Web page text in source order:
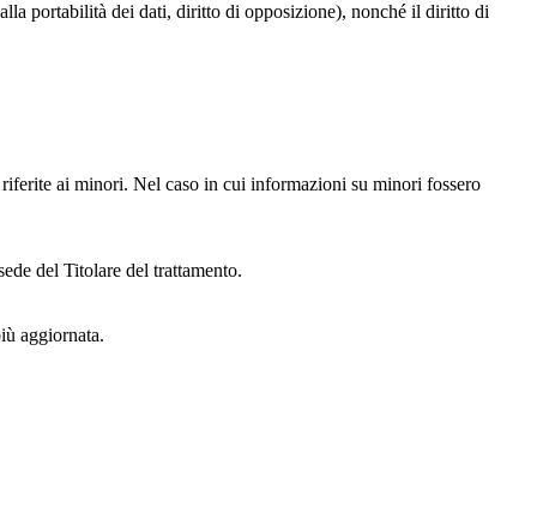
portabilità dei dati, diritto di opposizione), nonché il diritto di
ai minori. Nel caso in cui informazioni su minori fossero
del Titolare del trattamento.
aggiornata.